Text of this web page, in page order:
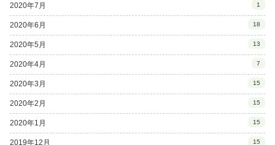
2020年7月 1
2020年6月 18
2020年5月 13
2020年4月 7
2020年3月 15
2020年2月 15
2020年1月 15
2019年12月 15